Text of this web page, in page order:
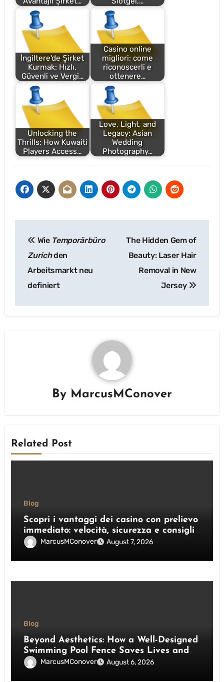
İngiltere'de Şirket
Kurmak: Hızlı,
Güvenli ve Vergi…
Casino online
migliori: come
riconoscerli e
ottenere…
Unlocking the
Thrills: How Kuwaiti
Players Access…
Love, Light, and
Legacy: Asian
Wedding
Photography…
navigation
Wie Temporärbüro
Zurichden
Arbeitsmarkt neu
definiert
The Hidden Gem of
Beauty: Laser Hair
Removal in New
Jersey
By MarcusMConover
Related Post
Blog
Scopri i vantaggi dei casino con prelievo
immediato: velocità, sicurezza e consigli
praticiMarcusMConover August 7, 2026
Blog
Beyond Aesthetics: How a Well-Designed
Swimming Pool Fence Saves Lives and
Enhances Your Outdoor Space
MarcusMConover August 6, 2026